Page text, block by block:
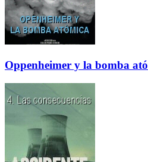
Oppenheimer y la bomba